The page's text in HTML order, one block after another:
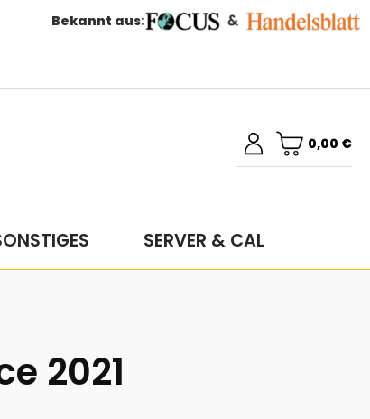
Bekannt aus:
0,00 €
SERVER & CAL
2021